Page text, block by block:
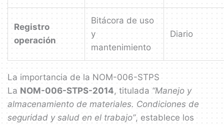
Registro
operación
Bitácora de uso
y
mantenimiento
Diario
La importancia de la NOM-006-STPS
La NOM-006-STPS-2014, titulada “Manejo y
almacenamiento de materiales. Condiciones de
seguridad y salud en el trabajo”, establece los